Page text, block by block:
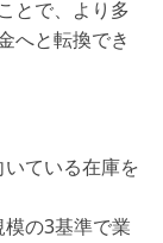
とで、より多
へと転換でき
ている在庫を
の3基準で業